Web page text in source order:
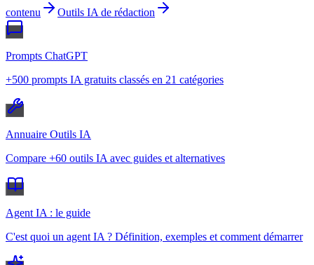
contenu
Outils IA de rédaction
Prompts ChatGPT
+500 prompts IA gratuits classés en 21 catégories
Annuaire Outils IA
Compare +60 outils IA avec guides et alternatives
Agent IA : le guide
C'est quoi un agent IA ? Définition, exemples et comment démarrer